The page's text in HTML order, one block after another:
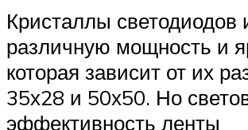
Кристаллы светодиодов
различную мощность и
которая зависит от их
35х28 и 50х50. Но
эффективность ленты